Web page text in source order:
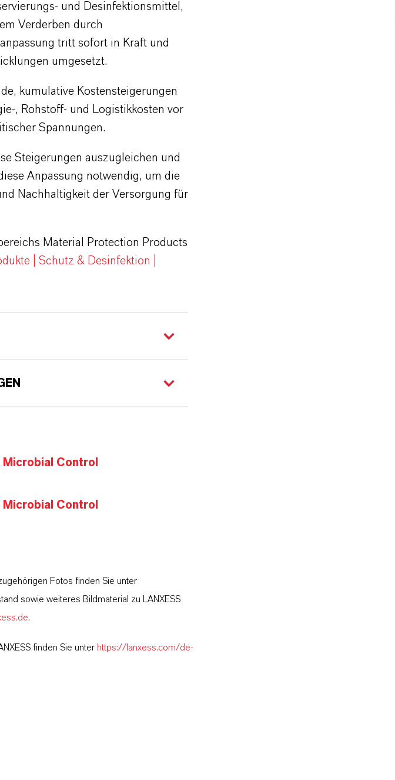
und Desinfektionsmittel,
Verderben durch
tritt sofort in Kraft und
umgesetzt.
kumulative Kostensteigerungen
, Rohstoff- und Logistikkosten vor
Spannungen.
Steigerungen auszugleichen und
Anpassung notwendig, um die
Nachhaltigkeit der Versorgung für
Material Protection Products
| Schutz & Desinfektion |
Control
Control
Fotos finden Sie unter
sowie weiteres Bildmaterial zu LANXESS
.
finden Sie unter https://lanxess.com/de-